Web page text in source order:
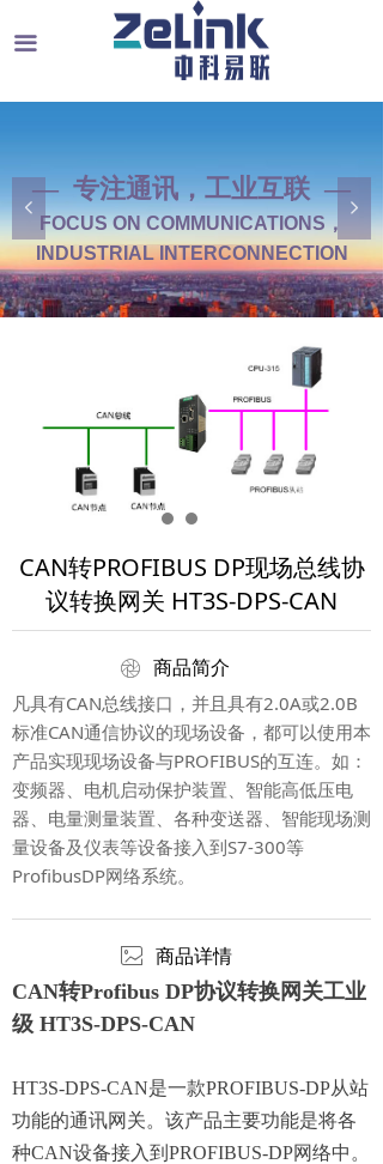
끀
— 专注通讯，工业互联 —
FOCUS ON COMMUNICATIONS，
INDUSTRIAL INTERCONNECTION
넳 넲
CAN转PROFIBUS DP现场总线协
议转换网关 HT3S-DPS-CAN
商品简介
凡具有CAN总线接口，并且具有2.0A或2.0B
标准CAN通信协议的现场设备，都可以使用本
产品实现现场设备与PROFIBUS的互连。如：
变频器、电机启动保护装置、智能高低压电
器、电量测量装置、各种变送器、智能现场测
量设备及仪表等设备接入到S7-300等
ProfibusDP网络系统。
商品详情
CAN转Profibus DP协议转换网关工业
级 HT3S-DPS-CAN
HT3S-DPS-CAN是一款PROFIBUS-DP从站
功能的通讯网关。该产品主要功能是将各
种CAN设备接入到PROFIBUS-DP网络中。
ꁵ
ꂈ